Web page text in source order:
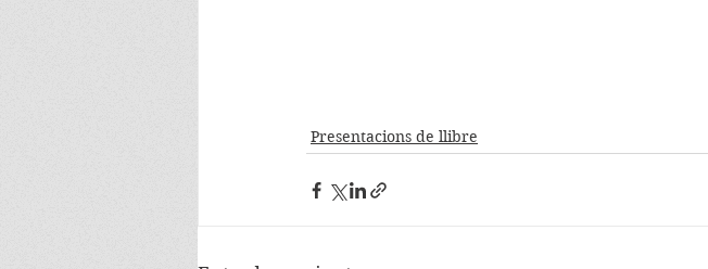
Presentacions de llibre